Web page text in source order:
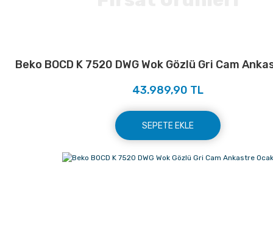
Beko BOCD K 7520 DWG Wok Gözlü Gri Cam
43.989,90 TL
SEPETE EKLE